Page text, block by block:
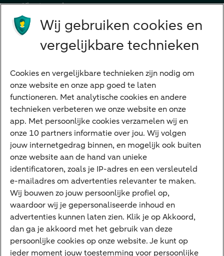
Klant worden
Producten
Betalen
Sparen
Meest gezocht
Jaaroverzicht
Machtiging
E.dentifier
Deposito
Uw situatie
Maatwerk in beleggen
Vermogensoverdracht
Ondernemen en overdracht
Wij gebruiken cookies en
vergelijkbare technieken
Cookies en vergelijkbare technieken zijn nodig om
onze website en onze app goed te laten
functioneren. Met analytische cookies en andere
technieken verbeteren we onze website en onze
app. Met persoonlijke cookies verzamelen wij en
onze 10 partners informatie over jou. Wij volgen
jouw internetgedrag binnen, en mogelijk ook buiten
onze website aan de hand van unieke
identificatoren, zoals je IP-adres en een versleuteld
e-mailadres om advertenties relevanter te maken.
Wij bouwen zo jouw persoonlijke profiel op,
waardoor wij je gepersonaliseerde inhoud en
advertenties kunnen laten zien. Klik je op Akkoord,
dan ga je akkoord met het gebruik van deze
persoonlijke cookies op onze website. Je kunt op
ieder moment jouw toestemming voor persoonlijke